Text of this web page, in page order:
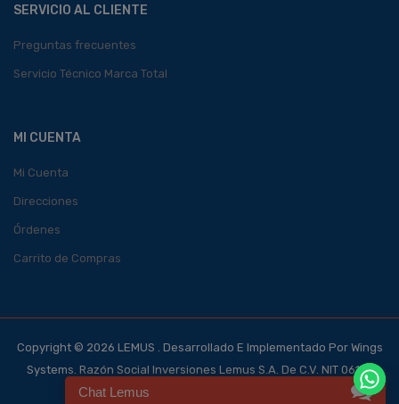
SERVICIO AL CLIENTE
Preguntas frecuentes
Servicio Técnico Marca Total
MI CUENTA
Mi Cuenta
Direcciones
Órdenes
Carrito de Compras
Copyright © 2026 LEMUS . Desarrollado E Implementado Por Wings
Systems. Razón Social Inversiones Lemus S.A. De C.V. NIT 0614-
140700-101-4, NRC 123562-0
Chat Lemus